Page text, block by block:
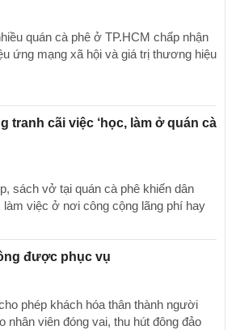
quán cà phê ở TP.HCM chấp nhận
ứng mạng xã hội và giá trị thương hiệu
tranh cãi việc ‘học, làm ở quán cà
sách vở tại quán cà phê khiến dân
việc ở nơi công cộng lãng phí hay
được phục vụ
phép khách hóa thân thành người
nhân viên đóng vai, thu hút đông đảo